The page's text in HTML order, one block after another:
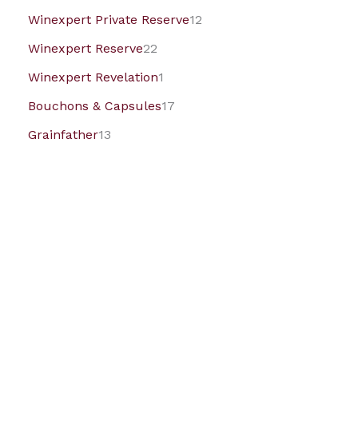
Winexpert Private Reserve12
Winexpert Reserve22
Winexpert Revelation1
Bouchons & Capsules17
Grainfather13